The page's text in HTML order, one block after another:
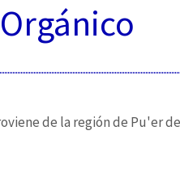
de la región de Pu'er